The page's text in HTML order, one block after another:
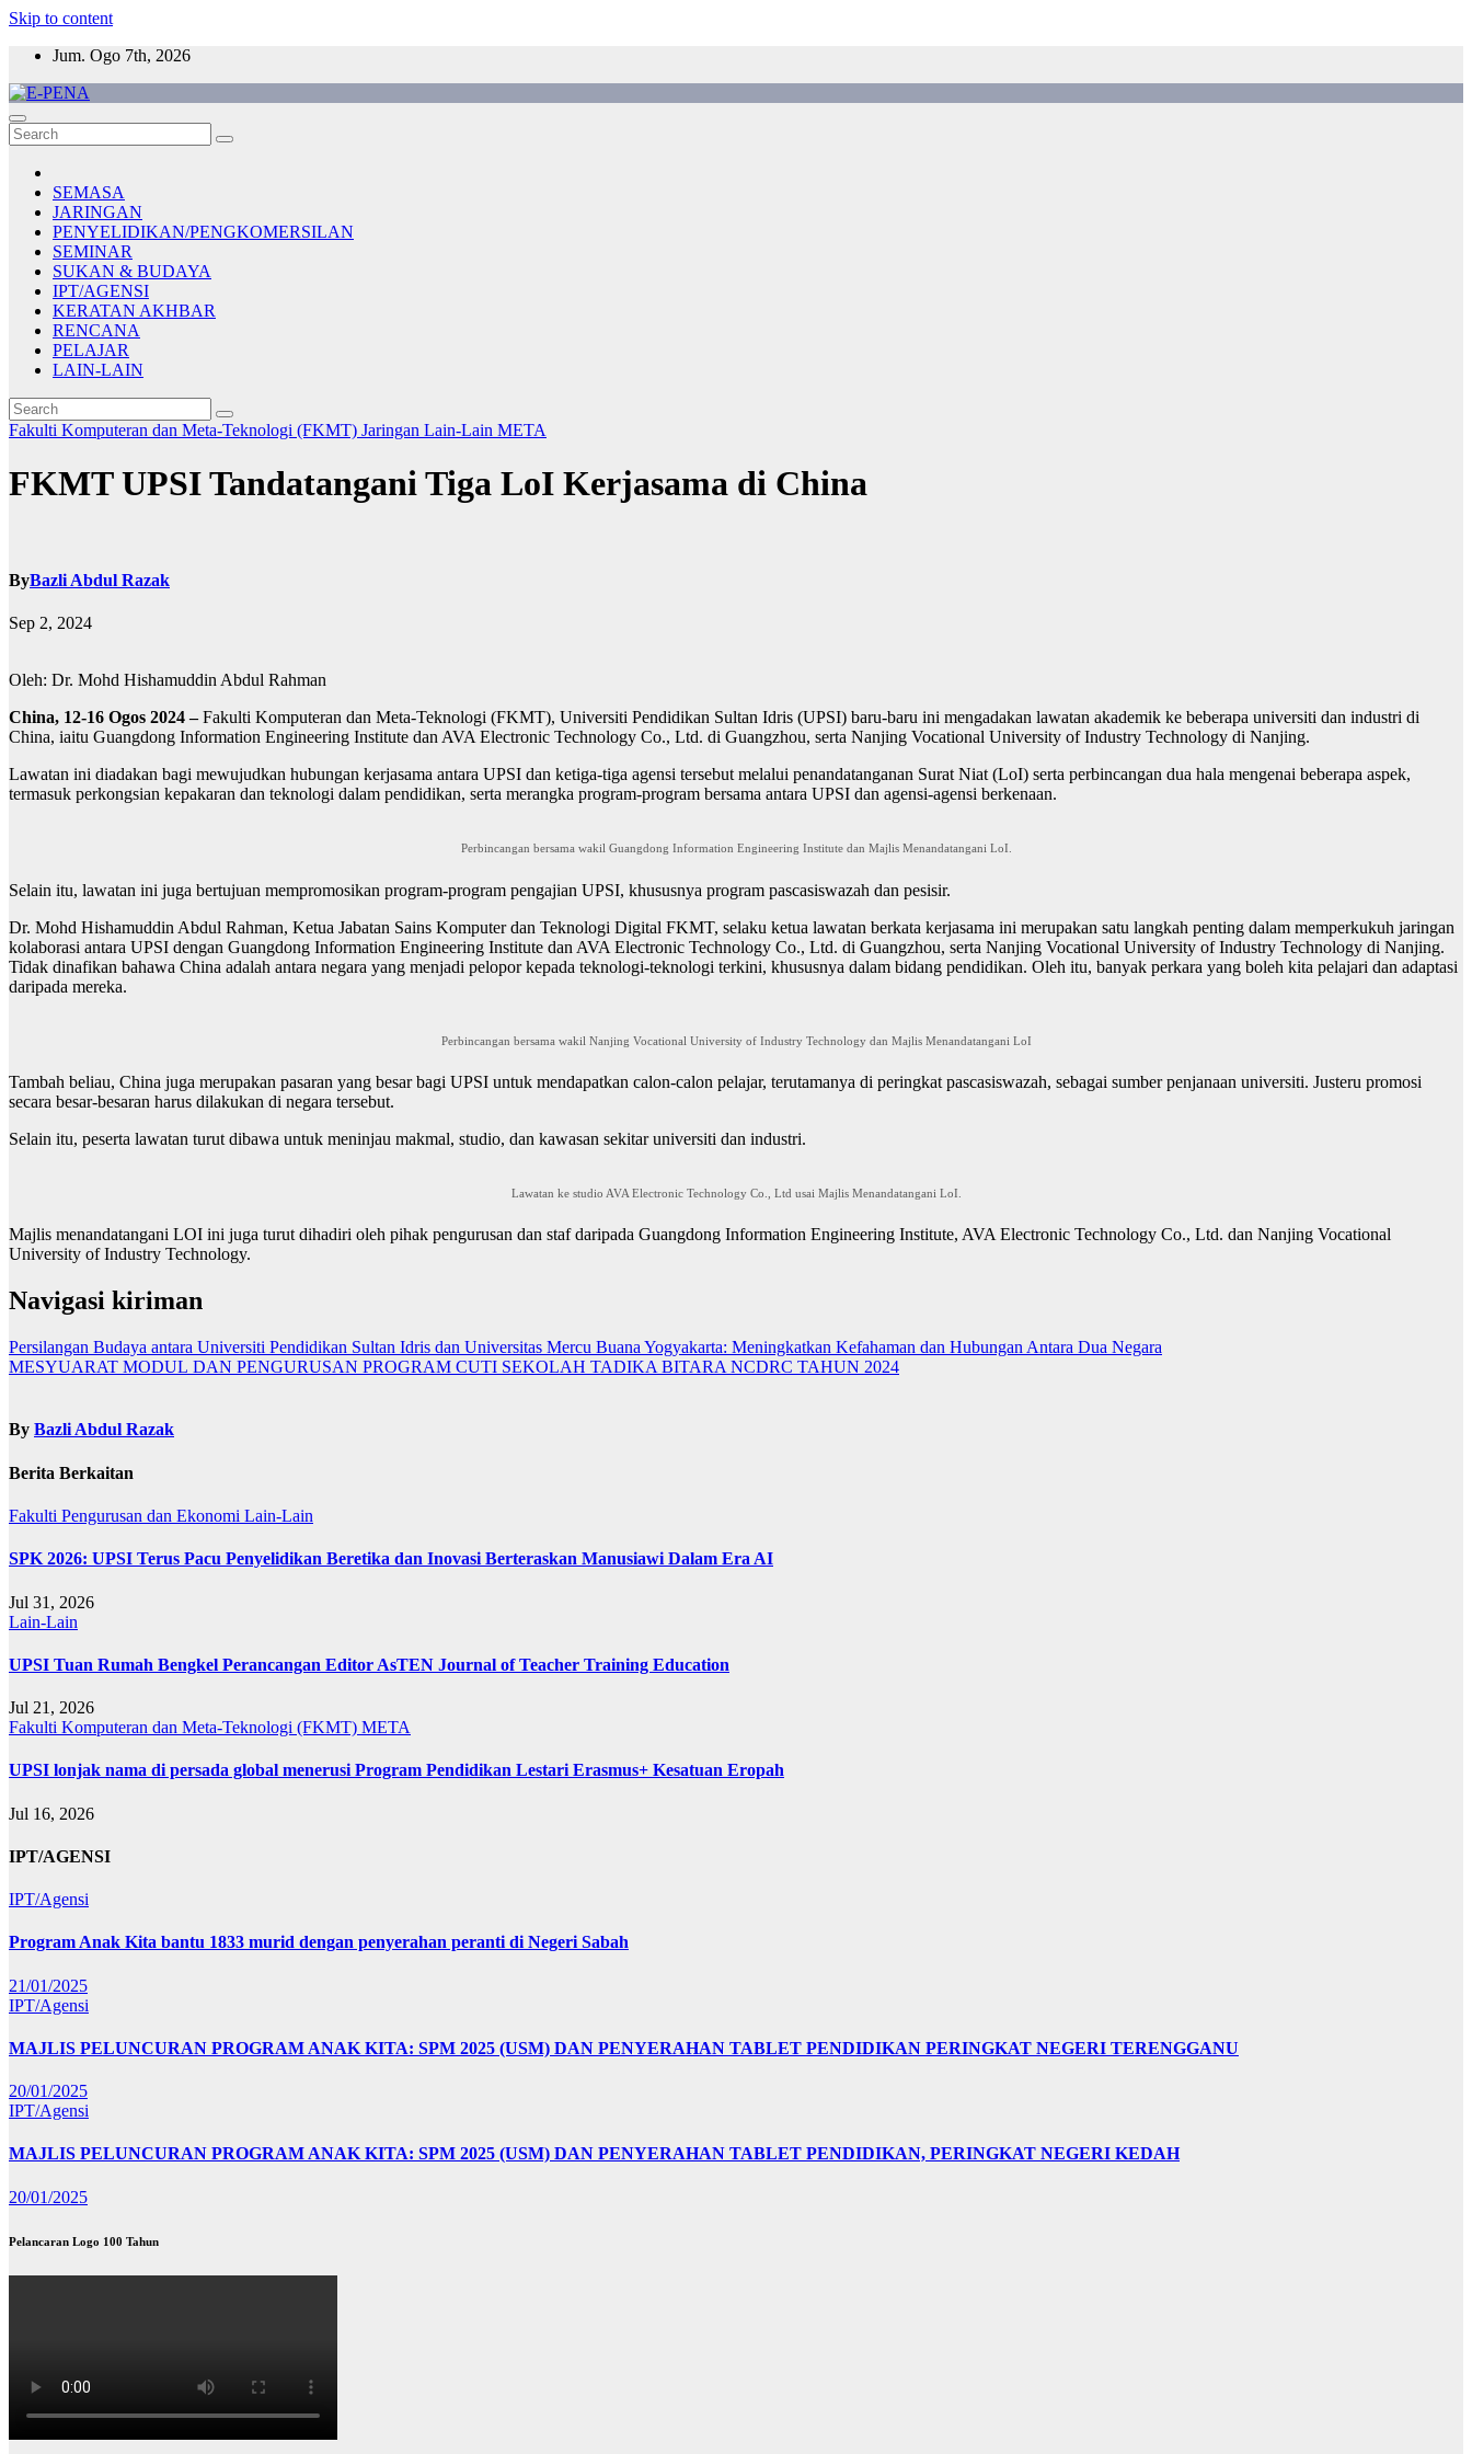
Skip to content
Jum. Ogo 7th, 2026
E-PENA
Berita Digital Terkini
SEMASA
JARINGAN
PENYELIDIKAN/PENGKOMERSILAN
SEMINAR
SUKAN & BUDAYA
IPT/AGENSI
KERATAN AKHBAR
RENCANA
PELAJAR
LAIN-LAIN
Fakulti Komputeran dan Meta-Teknologi (FKMT) Jaringan Lain-Lain META
FKMT UPSI Tandatangani Tiga LoI Kerjasama di China
ByBazli Abdul Razak
Sep 2, 2024
Oleh: Dr. Mohd Hishamuddin Abdul Rahman
China, 12-16 Ogos 2024 –Fakulti Komputeran dan Meta-Teknologi (FKMT), Universiti Pendidikan Sultan Idris (UPSI) baru-baru ini mengadakan lawatan akademik ke beberapa universiti dan industri di
China, iaitu Guangdong Information Engineering Institute dan AVA Electronic Technology Co., Ltd. di Guangzhou, serta Nanjing Vocational University of Industry Technology di Nanjing.
Lawatan ini diadakan bagi mewujudkan hubungan kerjasama antara UPSI dan ketiga-tiga agensi tersebut melalui penandatanganan Surat Niat (LoI) serta perbincangan dua hala mengenai beberapa aspek,
termasuk perkongsian kepakaran dan teknologi dalam pendidikan, serta merangka program-program bersama antara UPSI dan agensi-agensi berkenaan.
Perbincangan bersama wakil Guangdong Information Engineering Institute dan Majlis Menandatangani LoI.
Selain itu, lawatan ini juga bertujuan mempromosikan program-program pengajian UPSI, khususnya program pascasiswazah dan pesisir.
Dr. Mohd Hishamuddin Abdul Rahman, Ketua Jabatan Sains Komputer dan Teknologi Digital FKMT, selaku ketua lawatan berkata kerjasama ini merupakan satu langkah penting dalam memperkukuh jaringan
kolaborasi antara UPSI dengan Guangdong Information Engineering Institute dan AVA Electronic Technology Co., Ltd. di Guangzhou, serta Nanjing Vocational University of Industry Technology di Nanjing.
Tidak dinafikan bahawa China adalah antara negara yang menjadi pelopor kepada teknologi-teknologi terkini, khususnya dalam bidang pendidikan. Oleh itu, banyak perkara yang boleh kita pelajari dan adaptasi
daripada mereka.
Perbincangan bersama wakil Nanjing Vocational University of Industry Technology dan Majlis Menandatangani LoI
Tambah beliau, China juga merupakan pasaran yang besar bagi UPSI untuk mendapatkan calon-calon pelajar, terutamanya di peringkat pascasiswazah, sebagai sumber penjanaan universiti. Justeru promosi
secara besar-besaran harus dilakukan di negara tersebut.
Selain itu, peserta lawatan turut dibawa untuk meninjau makmal, studio, dan kawasan sekitar universiti dan industri.
Lawatan ke studio AVA Electronic Technology Co., Ltd usai Majlis Menandatangani LoI.
Majlis menandatangani LOI ini juga turut dihadiri oleh pihak pengurusan dan staf daripada Guangdong Information Engineering Institute, AVA Electronic Technology Co., Ltd. dan Nanjing Vocational
University of Industry Technology.
Navigasi kiriman
Persilangan Budaya antara Universiti Pendidikan Sultan Idris dan Universitas Mercu Buana Yogyakarta: Meningkatkan Kefahaman dan Hubungan Antara Dua Negara
MESYUARAT MODUL DAN PENGURUSAN PROGRAM CUTI SEKOLAH TADIKA BITARA NCDRC TAHUN 2024
By Bazli Abdul Razak
Berita Berkaitan
Fakulti Pengurusan dan Ekonomi Lain-Lain
SPK 2026: UPSI Terus Pacu Penyelidikan Beretika dan Inovasi Berteraskan Manusiawi Dalam Era AI
Jul 31, 2026
Lain-Lain
UPSI Tuan Rumah Bengkel Perancangan Editor AsTEN Journal of Teacher Training Education
Jul 21, 2026
Fakulti Komputeran dan Meta-Teknologi (FKMT) META
UPSI lonjak nama di persada global menerusi Program Pendidikan Lestari Erasmus+ Kesatuan Eropah
Jul 16, 2026
IPT/AGENSI
IPT/Agensi
Program Anak Kita bantu 1833 murid dengan penyerahan peranti di Negeri Sabah
21/01/2025
IPT/Agensi
MAJLIS PELUNCURAN PROGRAM ANAK KITA: SPM 2025 (USM) DAN PENYERAHAN TABLET PENDIDIKAN PERINGKAT NEGERI TERENGGANU
20/01/2025
IPT/Agensi
MAJLIS PELUNCURAN PROGRAM ANAK KITA: SPM 2025 (USM) DAN PENYERAHAN TABLET PENDIDIKAN, PERINGKAT NEGERI KEDAH
20/01/2025
Pelancaran Logo 100 Tahun